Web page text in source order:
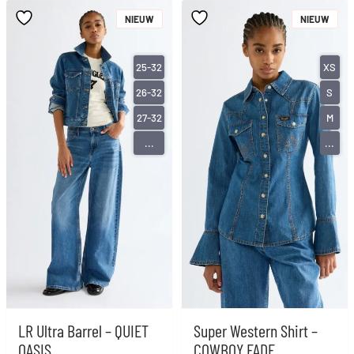
LR Ultra Barrel – QUIET
OASIS
NIEUW
25-32
26-32
27-32
...
Super Western Shirt –
COWBOY FADE
NIEUW
XS
S
M
...